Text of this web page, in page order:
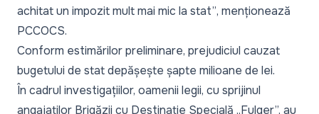
achitat un impozit mult mai mic la stat”, menționează
PCCOCS.
Conform estimărilor preliminare, prejudiciul cauzat
bugetului de stat depășește șapte milioane de lei.
În cadrul investigațiilor, oamenii legii, cu sprijinul
angajaților Brigăzii cu Destinație Specială „Fulger”, au